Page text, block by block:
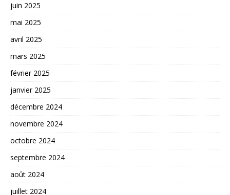
juin 2025
mai 2025
avril 2025
mars 2025
février 2025
janvier 2025
décembre 2024
novembre 2024
octobre 2024
septembre 2024
août 2024
juillet 2024